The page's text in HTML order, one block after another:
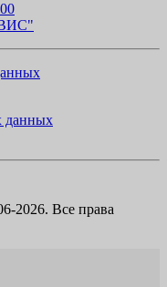
данных
2026. Все права